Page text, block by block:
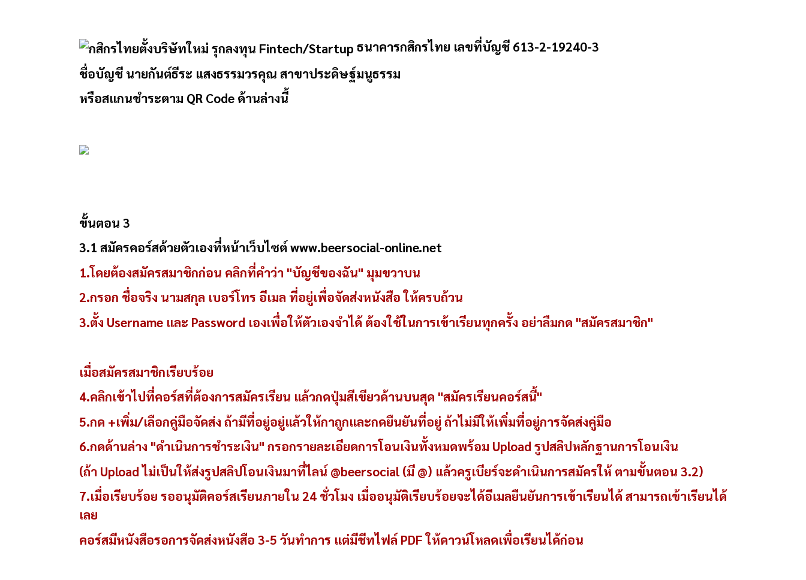
ธนาคารกสิกรไทย เลขที่บัญชี 613-2-19240-3
ชื่อบัญชี นายกันต์ธีระ แสงธรรมวรคุณ สาขาประดิษฐ์มนูธรรม
หรือสแกนชำระตาม QR Code ด้านล่างนี้
ขั้นตอน 3
3.1 สมัครคอร์สด้วยตัวเองที่หน้าเว็บไซต์ www.beersocial-online.net
1.โดยต้องสมัครสมาชิกก่อน คลิกที่คำว่า "บัญชีของฉัน" มุมขวาบน
2.กรอก ชื่อจริง นามสกุล เบอร์โทร อีเมล ที่อยู่เพื่อจัดส่งหนังสือ ให้ครบถ้วน
3.ตั้ง Username และ Password เองเพื่อให้ตัวเองจำได้ ต้องใช้ในการเข้าเรียนทุกครั้ง อย่าลืมกด "สมัครสมาชิก"
เมื่อสมัครสมาชิกเรียบร้อย
4.คลิกเข้าไปที่คอร์สที่ต้องการสมัครเรียน แล้วกดปุ่มสีเขียวด้านบนสุด "สมัครเรียนคอร์สนี้"
5.กด +เพิ่ม/เลือกคู่มือจัดส่ง ถ้ามีที่อยู่อยู่แล้วให้กาถูกและกดยืนยันที่อยู่ ถ้าไม่มีให้เพิ่มที่อยู่การจัดส่งคู่มือ
6.กดด้านล่าง "ดำเนินการชำระเงิน" กรอกรายละเอียดการโอนเงินทั้งหมดพร้อม Upload รูปสลิปหลักฐานการโอนเงิน
(ถ้า Upload ไม่เป็นให้ส่งรูปสลิปโอนเงินมาที่ไลน์ @beersocial (มี @) แล้วครูเบียร์จะดำเนินการสมัครให้ ตามขั้นตอน 3.2)
7.เมื่อเรียบร้อย รออนุมัติคอร์สเรียนภายใน 24 ชั่วโมง เมื่ออนุมัติเรียบร้อยจะได้อีเมลยืนยันการเข้าเรียนได้ สามารถเข้าเรียนได้
เลย
คอร์สมีหนังสือรอการจัดส่งหนังสือ 3-5 วันทำการ แต่มีชีทไฟล์ PDF ให้ดาวน์โหลดเพื่อเรียนได้ก่อน